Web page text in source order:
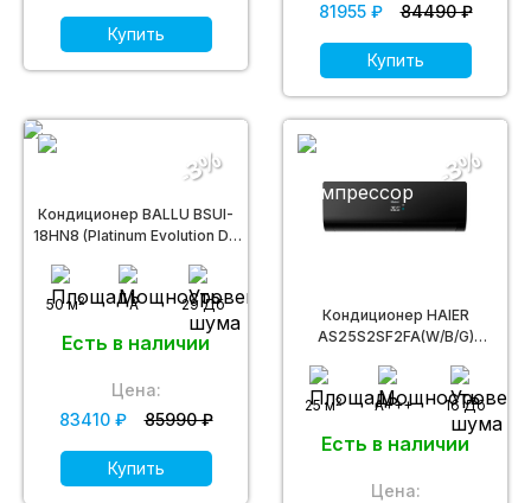
Купить
81955 ₽
84490 ₽
Купить
Кондиционер BALLU BSUI-
18HN8 (Platinum Evolution DC
50 м2 A 29 Дб
Есть в наличии
-3%
Цена:
83410 ₽
85990 ₽
Купить
Кондиционер HAIER
AS25S2SF2FA(W/B/G)
Invertor)
25 м2 A+++ 16 Дб
Есть в наличии
-3%
Цена: